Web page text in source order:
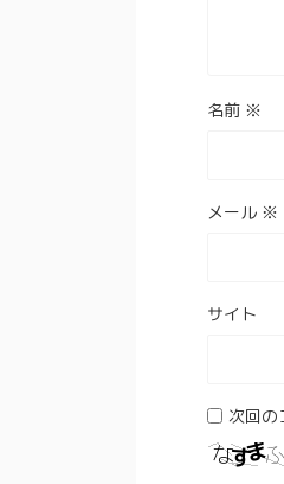
名前 ※
メール ※
サイト
次回の